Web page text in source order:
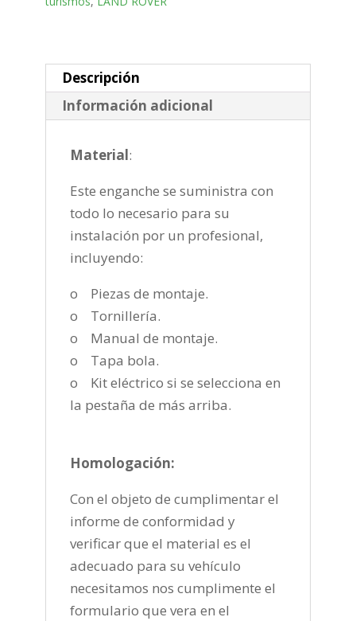
Bola
gdw
de
2016-
Descripción
Información adicional
Material:
Este enganche se suministra con
todo lo necesario para su
instalación por un profesional,
incluyendo:
o Piezas de montaje.
o Tornillería.
o Manual de montaje.
o Tapa bola.
o Kit eléctrico si se selecciona en
la pestaña de más arriba.
Homologación:
Con el objeto de cumplimentar el
informe de conformidad y
verificar que el material es el
adecuado para su vehículo
necesitamos nos cumplimente el
formulario que vera en el